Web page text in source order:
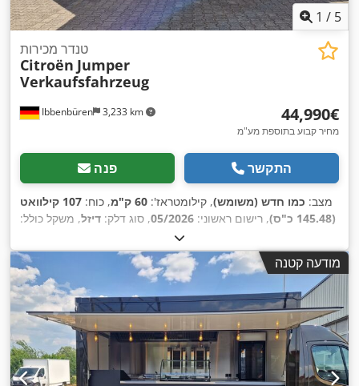
1 / 5
Ibbenbüren 3,233 km
טנדר מכירות
Citroën Jumper
Verkaufsfahrzeug
‏44,990 ‏€
מחיר קבוע בתוספת מע"מ
פנה התקשר
מצב: כמו חדש (משומש), קילומטראז': 60 ק"מ , כוח:
107 קילוואט
(145.48 כ"ס)
, רישום ראשוני: 05/2026, סוג דלק: דיזל, משקל כולל:
יורו 6
רוחב שטח הטעינה:2,200 מ"מ , גובה תא המטען:2,300 מ"מ
, ציוד:
בקרת שיוט, מיזוג אוויר, מסנן פיח, צמיגי כל העונות מודעה קטנה